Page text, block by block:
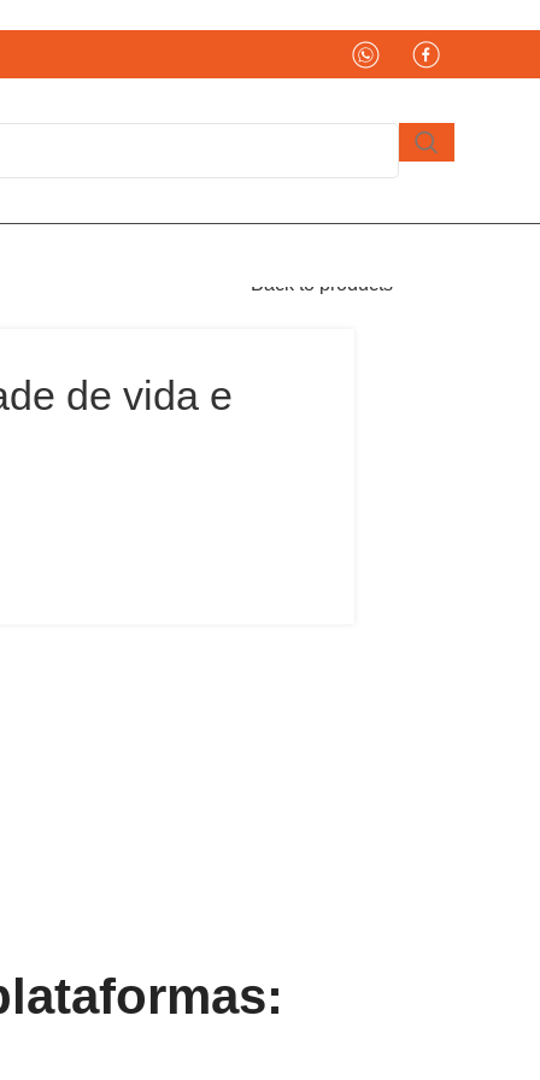
Back to products
de vida e